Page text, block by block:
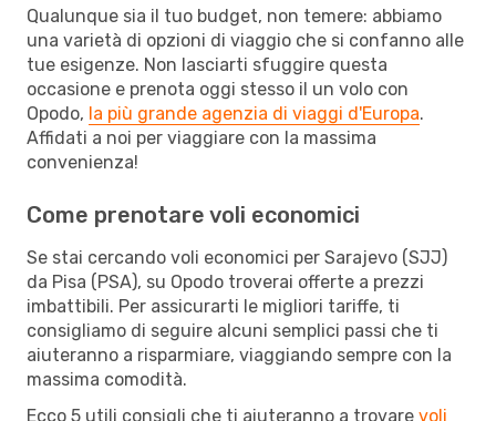
Qualunque sia il tuo budget, non temere: abbiamo
una varietà di opzioni di viaggio che si confanno alle
tue esigenze. Non lasciarti sfuggire questa
occasione e prenota oggi stesso il un volo con
Opodo, la più grande agenzia di viaggi d'Europa.
Affidati a noi per viaggiare con la massima
convenienza!
Come prenotare voli economici
Se stai cercando voli economici per Sarajevo (SJJ)
da Pisa (PSA), su Opodo troverai offerte a prezzi
imbattibili. Per assicurarti le migliori tariffe, ti
consigliamo di seguire alcuni semplici passi che ti
aiuteranno a risparmiare, viaggiando sempre con la
massima comodità.
Ecco 5 utili consigli che ti aiuteranno a trovare voli